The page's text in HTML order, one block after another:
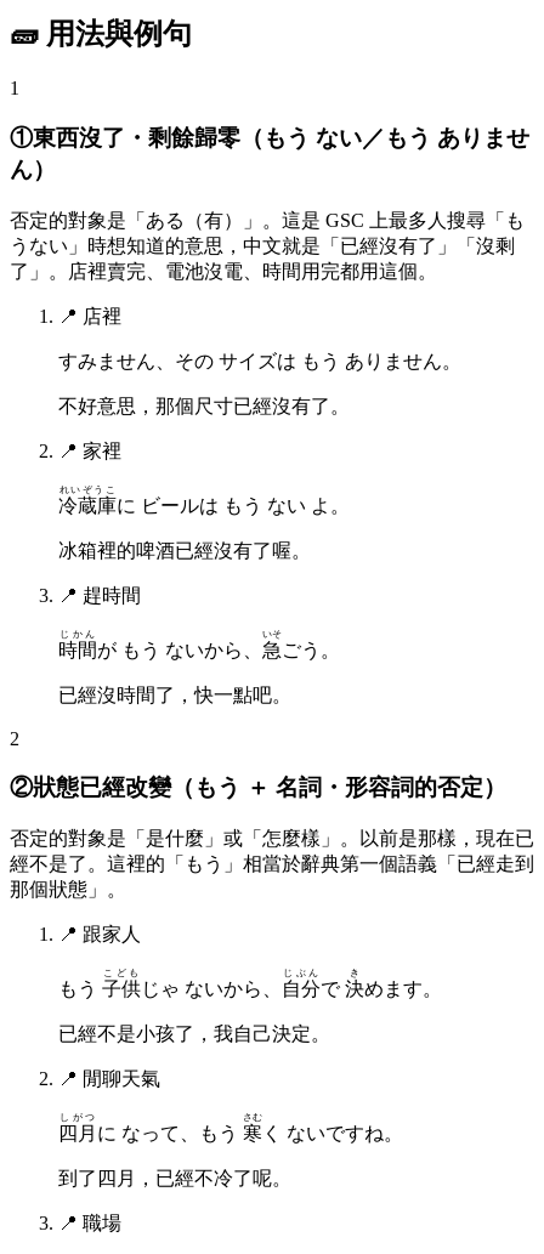
🧱 用法與例句
1
①東西沒了・剩餘歸零（もう ない／もう ありませ
ん）
否定的對象是「ある（有）」。這是 GSC 上最多人搜尋「も
うない」時想知道的意思，中文就是「已經沒有了」「沒剩
了」。店裡賣完、電池沒電、時間用完都用這個。
📍 店裡
すみません、その サイズは もう ありません。
不好意思，那個尺寸已經沒有了。
📍 家裡
冷蔵庫
れいぞうこ
に ビールは もう ない よ。
冰箱裡的啤酒已經沒有了喔。
📍 趕時間
時間
じかん
が もう ないから、 急
いそ
ごう。
已經沒時間了，快一點吧。
2
②狀態已經改變（もう ＋ 名詞・形容詞的否定）
否定的對象是「是什麼」或「怎麼樣」。以前是那樣，現在已
經不是了。這裡的「もう」相當於辭典第一個語義「已經走到
那個狀態」。
📍 跟家人
もう 子供
こども
じゃ ないから、 自分
じぶん
で決
き
めます。
已經不是小孩了，我自己決定。
📍 閒聊天氣
四月
しがつ
に なって、もう 寒
さむ
く ないですね。
到了四月，已經不冷了呢。
📍 職場